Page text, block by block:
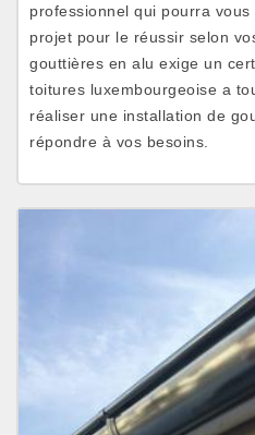
professionnel qui pourra
projet pour le réussir selon
gouttières en alu exige un
toitures luxembourgeoise a
réaliser une installation de
répondre à vos besoins.